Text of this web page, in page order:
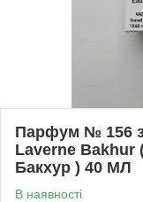
Парфум № 156
Laverne
Бакхур ) 40 МЛ
В наявності